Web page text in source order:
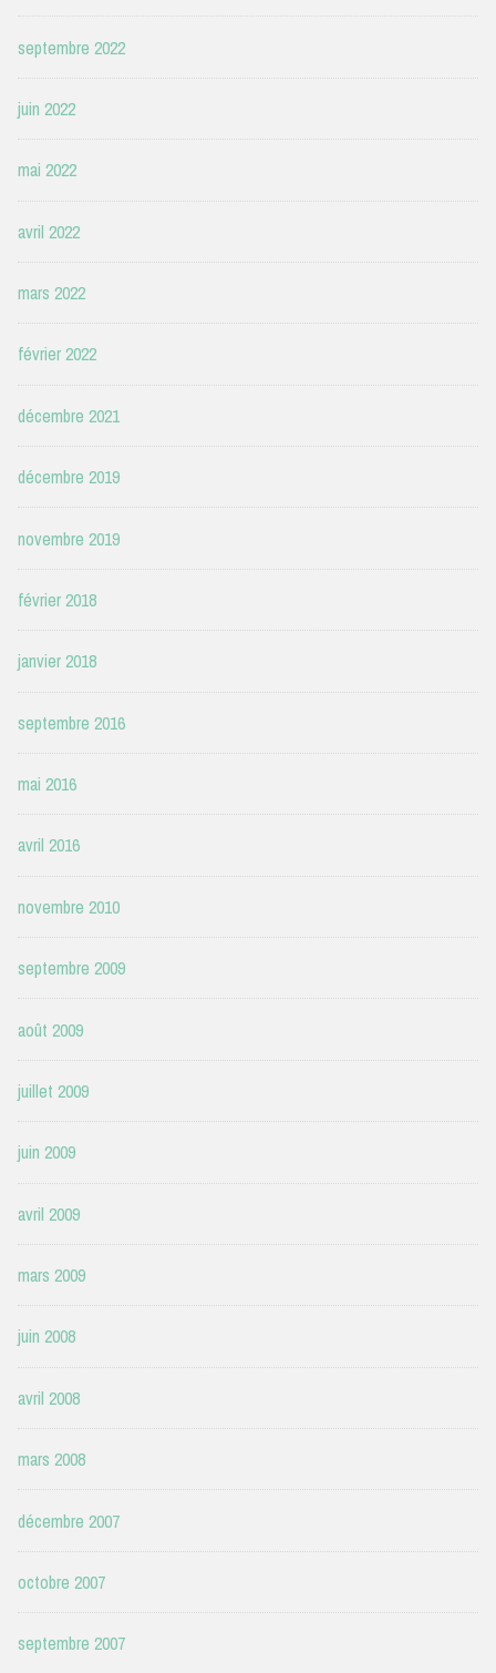
septembre 2022
juin 2022
mai 2022
avril 2022
mars 2022
février 2022
décembre 2021
décembre 2019
novembre 2019
février 2018
janvier 2018
septembre 2016
mai 2016
avril 2016
novembre 2010
septembre 2009
août 2009
juillet 2009
juin 2009
avril 2009
mars 2009
juin 2008
avril 2008
mars 2008
décembre 2007
octobre 2007
septembre 2007